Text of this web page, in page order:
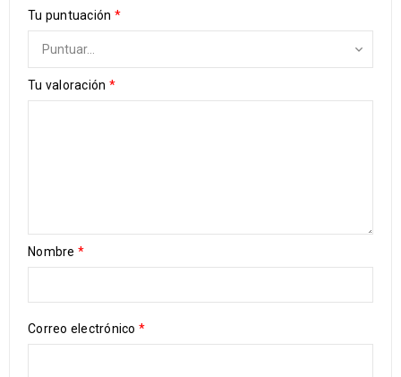
Tu puntuación *
Tu valoración *
Nombre *
Correo electrónico *